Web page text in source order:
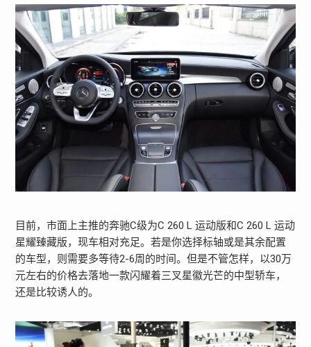
目前，市面上主推的奔驰C级为C 260 L 运动版和C 260 L 运动
星耀臻藏版，现车相对充足。若是你选择标轴或是其余配置
的车型，则需要多等待2-6周的时间。但是不管怎样，以30万
元左右的价格去落地一款闪耀着三叉星徽光芒的中型轿车，
还是比较诱人的。